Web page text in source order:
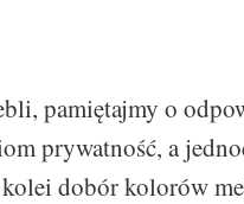
pamiętajmy o
prywatność, a
dobór kolorów